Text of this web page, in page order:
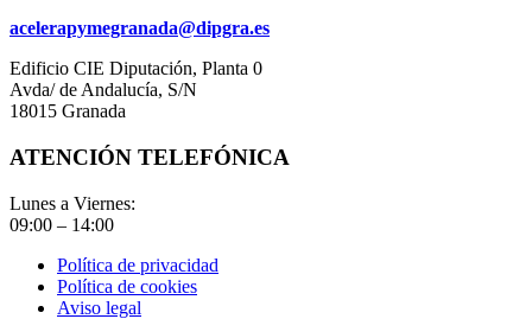
acelerapymegranada@dipgra.es
Edificio CIE Diputación, Planta 0
Avda/ de Andalucía, S/N
18015 Granada
ATENCIÓN TELEFÓNICA
Lunes a Viernes:
09:00 – 14:00
Política de privacidad
Política de cookies
Aviso legal